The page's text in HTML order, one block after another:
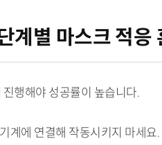
계별 마스크 적응
행해야 성공률이 높습니다.
계에 연결해 작동시키지 마세